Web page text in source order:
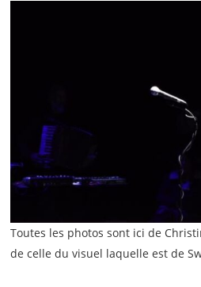
Toutes les photos sont ici de
de celle du visuel laquelle est de